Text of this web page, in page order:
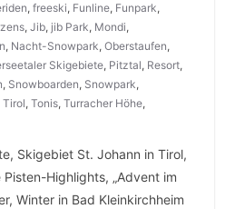
, freeski, Funline, Funpark,
, Jib, jib Park, Mondi,
, Nacht-Snowpark, Oberstaufen,
Skigebiete, Pitztal, Resort,
, Snowboarden, Snowpark,
Tirol, Tonis, Turracher Höhe,
Skigebiet St. Johann in Tirol,
Highlights, „Advent im
Winter in Bad Kleinkirchheim